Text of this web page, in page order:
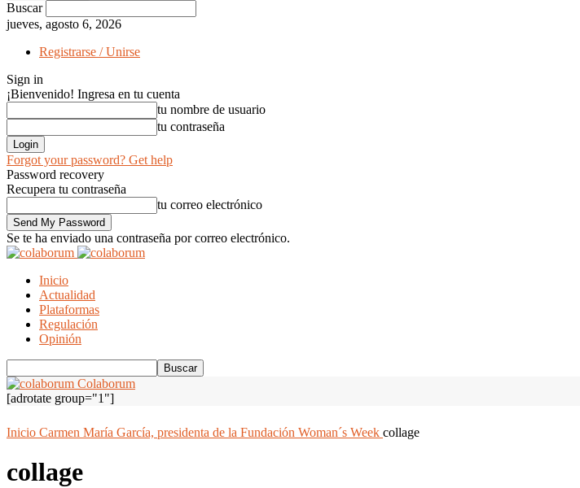
Buscar
jueves, agosto 6, 2026
Registrarse / Unirse
Sign in
¡Bienvenido! Ingresa en tu cuenta
tu nombre de usuario
tu contraseña
Forgot your password? Get help
Password recovery
Recupera tu contraseña
tu correo electrónico
Se te ha enviado una contraseña por correo electrónico.
Inicio
Actualidad
Plataformas
Regulación
Opinión
Colaborum
[adrotate group="1"]
Inicio Carmen María García, presidenta de la Fundación Woman´s Week collage
collage